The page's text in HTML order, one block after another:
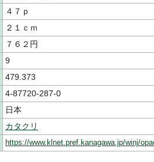
４７ｐ
２１ｃｍ
７６２円
9
479.373
4-87720-287-0
日本
カタクリ
https://www.klnet.pref.kanagawa.jp/winj/